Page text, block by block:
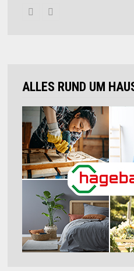
ALLES RUND UM